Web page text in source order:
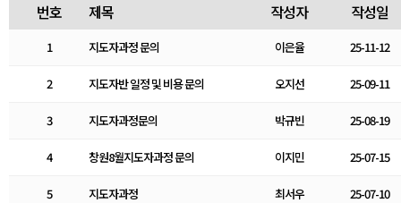
번호 제목 작성자 작성일
1 지도자과정 문의 이은율 25-11-12
2 지도자반 일정 및 비용 문의 오지선 25-09-11
3 지도자과정문의 박규빈 25-08-19
4 창원8월지도자과정 문의 이지민 25-07-15
5 지도자과정 최서우 25-07-10